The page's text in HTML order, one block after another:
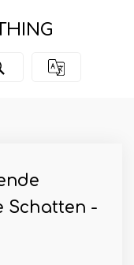
Schatten -